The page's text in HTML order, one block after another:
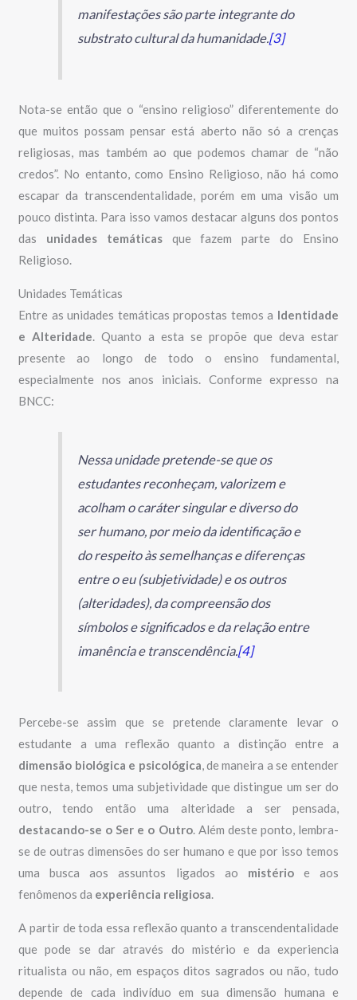
manifestações são parte integrante do
substrato cultural da humanidade.[3]
Nota-se então que o “ensino religioso” diferentemente do
que muitos possam pensar está aberto não só a crenças
religiosas, mas também ao que podemos chamar de “não
credos”. No entanto, como Ensino Religioso, não há como
escapar da transcendentalidade, porém em uma visão um
pouco distinta. Para isso vamos destacar alguns dos pontos
das unidades temáticasque fazem parte do Ensino
Religioso.
Unidades Temáticas
Entre as unidades temáticas propostas temos a Identidade
e Alteridade. Quanto a esta se propõe que deva estar
presente ao longo de todo o ensino fundamental,
especialmente nos anos iniciais. Conforme expresso na
BNCC:
Nessa unidade pretende-se que os
estudantes reconheçam, valorizem e
acolham o caráter singular e diverso do
ser humano, por meio da identificação e
do respeito às semelhanças e diferenças
entre o eu (subjetividade) e os outros
(alteridades), da compreensão dos
símbolos e significados e da relação entre
imanência e transcendência.[4]
Percebe-se assim que se pretende claramente levar o
estudante a uma reflexão quanto a distinção entre a
dimensão biológica e psicológica, de maneira a se entender
que nesta, temos uma subjetividade que distingue um ser do
outro, tendo então uma alteridade a ser pensada,
destacando-se o Ser e o Outro. Além deste ponto, lembra-
se de outras dimensões do ser humano e que por isso temos
uma busca aos assuntos ligados ao mistérioe aos
fenômenos da experiência religiosa.
A partir de toda essa reflexão quanto a transcendentalidade
que pode se dar através do mistério e da experiencia
ritualista ou não, em espaços ditos sagrados ou não, tudo
depende de cada indivíduo em sua dimensão humana e